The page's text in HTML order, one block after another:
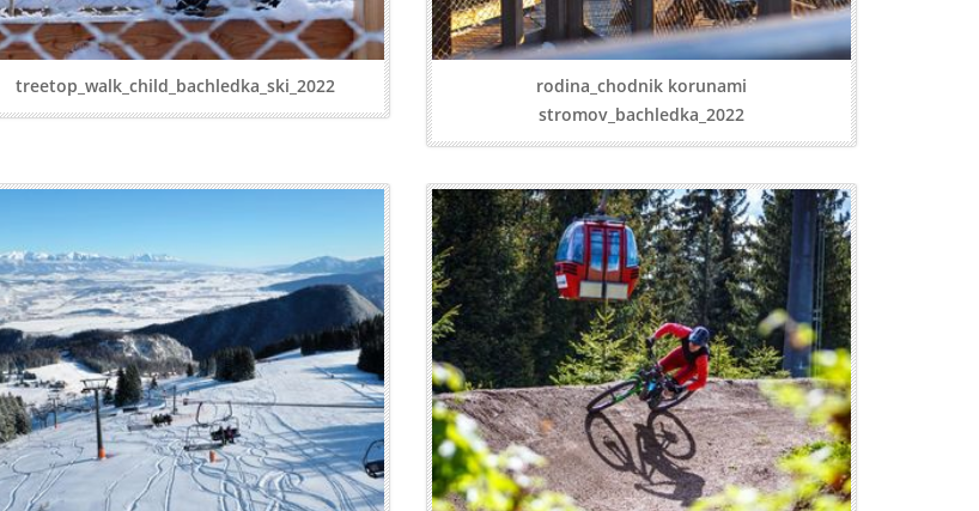
treetop_walk_child_bachledka_ski_2022
rodina_chodnik korunami
stromov_bachledka_2022